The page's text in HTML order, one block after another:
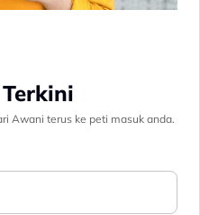
Awani terus ke peti masuk anda.